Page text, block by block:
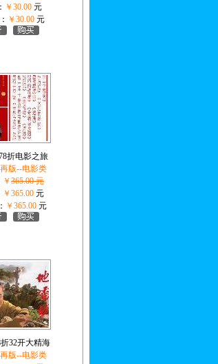
￥30.00 元
￥30.00 元
折电影之旅
再版--电影类
￥ 365.00 元
￥365.00 元
￥365.00 元
32开大精海
再版--电影类